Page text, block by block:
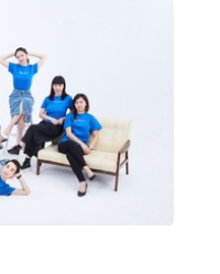
只需要問自己：
？除了該做的，我